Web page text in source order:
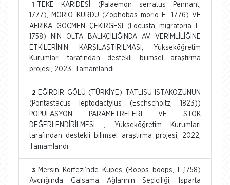
1
TEKE KARİDESİ (Palaemon serratus Pennant,
1777), MORİO KURDU (Zophobas morio F., 1776) VE
AFRİKA GÖÇMEN ÇEKİRGESİ (Locusta migratoria L.
1758) NİN OLTA BALIKÇILIĞINDA AV VERİMLİLİĞİNE
ETKİLERİNİN KARŞILAŞTIRILMASI, Yükseköğretim
Kurumları tarafından destekli bilimsel araştırma
projesi, 2023, Tamamlandı.
2 EĞİRDİR GÖLÜ (TÜRKİYE) TATLISU ISTAKOZUNUN
(Pontastacus leptodactylus (Eschscholtz, 1823))
POPULASYON PARAMETRELERİ VE STOK
DEĞERLENDİRİLMESİ , Yükseköğretim Kurumları
tarafından destekli bilimsel araştırma projesi, 2022,
Tamamlandı.
3
Mersin Körfezi’nde Kupes (Boops boops, L.,1758)
Avcılığında Galsama Ağlarının Seçiciliği, Isparta